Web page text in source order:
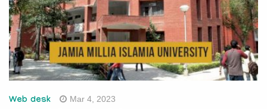
Web desk Mar 4, 2023